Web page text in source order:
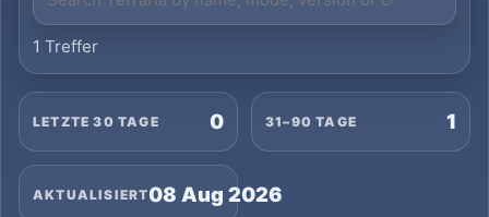
1 Treffer
LETZTE 30 TAGE 0 31–90 TAGE 1
AKTUALISIERT08 Aug 2026